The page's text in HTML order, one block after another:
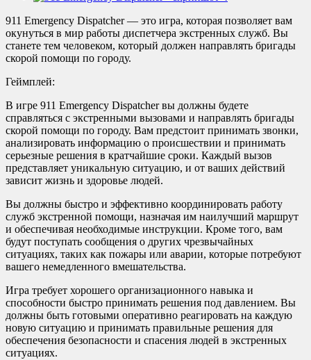
911 Emergency Dispatcher — это игра, которая позволяет вам
окунуться в мир работы диспетчера экстренных служб. Вы
станете тем человеком, который должен направлять бригады
скорой помощи по городу.
Геймплей:
В игре 911 Emergency Dispatcher вы должны будете
справляться с экстренными вызовами и направлять бригады
скорой помощи по городу. Вам предстоит принимать звонки,
анализировать информацию о происшествии и принимать
серьезные решения в кратчайшие сроки. Каждый вызов
представляет уникальную ситуацию, и от ваших действий
зависит жизнь и здоровье людей.
Вы должны быстро и эффективно координировать работу
служб экстренной помощи, назначая им наилучший маршрут
и обеспечивая необходимые инструкции. Кроме того, вам
будут поступать сообщения о других чрезвычайных
ситуациях, таких как пожары или аварии, которые потребуют
вашего немедленного вмешательства.
Игра требует хорошего организационного навыка и
способности быстро принимать решения под давлением. Вы
должны быть готовыми оперативно реагировать на каждую
новую ситуацию и принимать правильные решения для
обеспечения безопасности и спасения людей в экстренных
ситуациях.